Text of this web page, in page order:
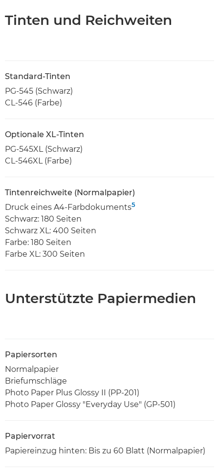
Tinten und Reichweiten
Standard-Tinten
PG-545 (Schwarz)
CL-546 (Farbe)
Optionale XL-Tinten
PG-545XL (Schwarz)
CL-546XL (Farbe)
Tintenreichweite (Normalpapier)
Druck eines A4-Farbdokuments5
Schwarz: 180 Seiten
Schwarz XL: 400 Seiten
Farbe: 180 Seiten
Farbe XL: 300 Seiten
Unterstützte Papiermedien
Papiersorten
Normalpapier
Briefumschläge
Photo Paper Plus Glossy II (PP-201)
Photo Paper Glossy "Everyday Use" (GP-501)
Papiervorrat
Papiereinzug hinten: Bis zu 60 Blatt (Normalpapier)